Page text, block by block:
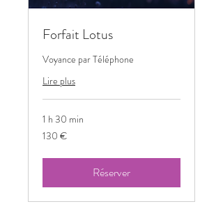
Forfait Lotus
Voyance par Téléphone
Lire plus
1 h 30 min
130
euros
130 €
Réserver